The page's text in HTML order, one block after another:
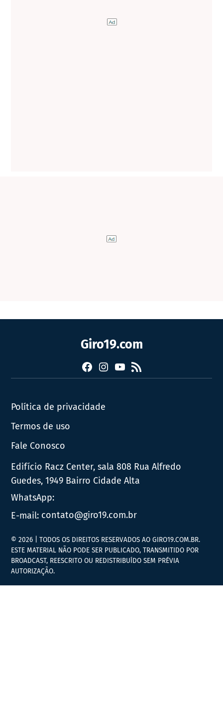
Giro19.com
FacebookInstagram
YouTube
RSS
Política de privacidade
Termos de uso
Fale Conosco
Edifício Racz Center, sala 808 Rua Alfredo
Guedes, 1949 Bairro Cidade Alta
WhatsApp:
E-mail: contato@giro19.com.br
© 2026 | TODOS OS DIREITOS RESERVADOS AO GIRO19.COM.BR.
ESTE MATERIAL NÃO PODE SER PUBLICADO, TRANSMITIDO POR
BROADCAST, REESCRITO OU REDISTRIBUÍDO SEM PRÉVIA
AUTORIZAÇÃO.